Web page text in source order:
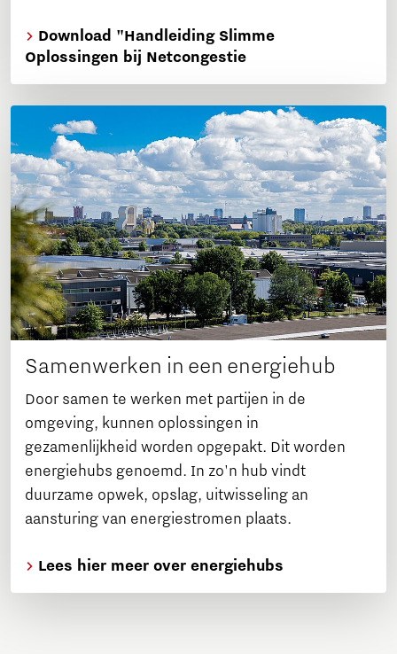
Download "Handleiding Slimme
Oplossingen bij Netcongestie
Samenwerken in een energiehub
Door samen te werken met partijen in de
omgeving, kunnen oplossingen in
gezamenlijkheid worden opgepakt. Dit worden
energiehubs genoemd. In zo'n hub vindt
duurzame opwek, opslag, uitwisseling an
aansturing van energiestromen plaats.
Lees hier meer over energiehubs